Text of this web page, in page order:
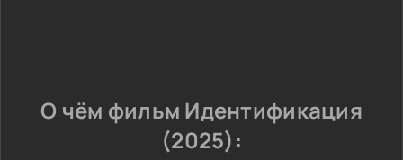
О чём фильм Идентификация
(2025):